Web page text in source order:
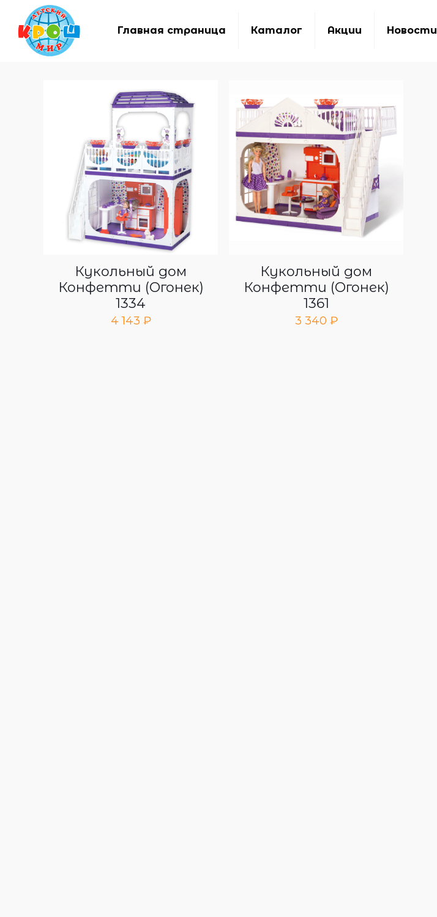
Главная страница Каталог Акции Новости
Кукольный дом
Конфетти (Огонек)
1334
4 143 ₽
Кукольный дом
Конфетти (Огонек)
1361
3 340 ₽